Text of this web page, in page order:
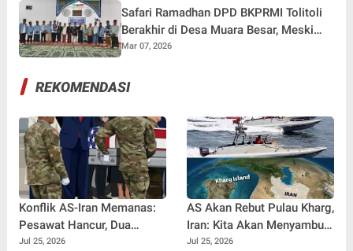
Safari Ramadhan DPD BKPRMI Tolitoli
Berakhir di Desa Muara Besar, Meski
Diguyur Hujan Deras
Mar 07, 2026
REKOMENDASI
Konflik AS-Iran Memanas:
Pesawat Hancur, Dua
Tentara Gugur, Satu Hilang
Jul 25, 2026
AS Akan Rebut Pulau Kharg,
Iran: Kita Akan Menyambut
TEHERAN
Jul 25, 2026